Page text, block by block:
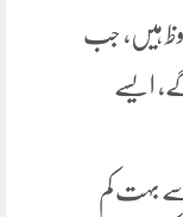
ہیں، جب
ایسے
سے بہت کم